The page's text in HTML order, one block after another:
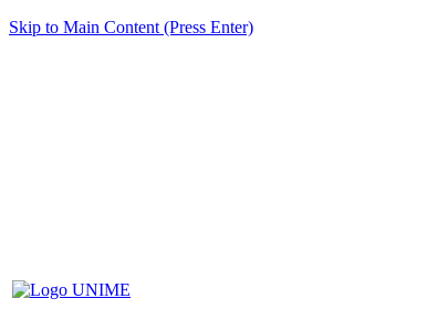
Skip to Main Content (Press Enter)